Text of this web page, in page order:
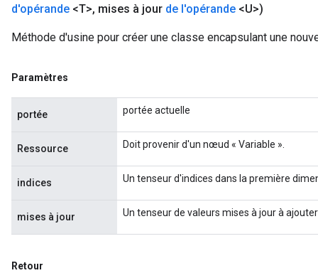
d'opérande <T>, mises à jour de l'opérande <U>)
Méthode d'usine pour créer une classe encapsulant une
Paramètres
portée portée actuelle
Ressource Doit provenir d'un nœud « Variable ».
indices Un tenseur d'indices dans la première
mises à jour Un tenseur de valeurs mises à jour à
Retour